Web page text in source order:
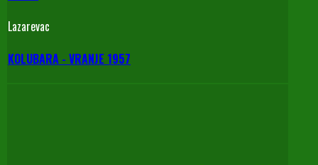
Lazarevac
KOLUBARA - VRANJE 1957